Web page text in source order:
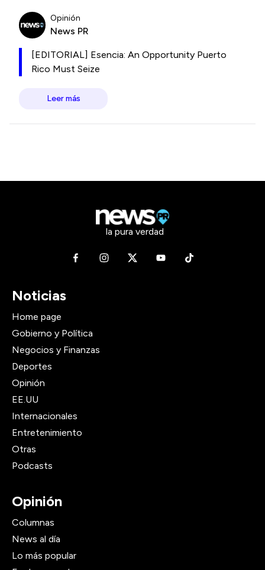
Opinión
News PR
[EDITORIAL] Esencia: An Opportunity Puerto
Rico Must Seize
Leer más
la pura verdad
Noticias
Home page
Gobierno y Política
Negocios y Finanzas
Deportes
Opinión
EE.UU
Internacionales
Entretenimiento
Otras
Podcasts
Opinión
Columnas
News al día
Lo más popular